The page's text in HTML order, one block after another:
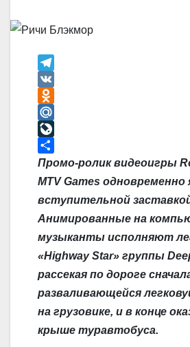
T
e
l
e
g
r
a
V
K
O
d
n
o
k
s
n
i
k
i
M
a
i
l
L
i
v
u
r
n
a
l
О
т
в
и
т
ь
Промо-ролик видеоигры
MTV Games одновременно
вступительной
Анимированные на
музыканты исполняют
«Highway Star» группы
рассекая по дороге
разваливающейся
на грузовике, и в конце
крыше туравтобуса.